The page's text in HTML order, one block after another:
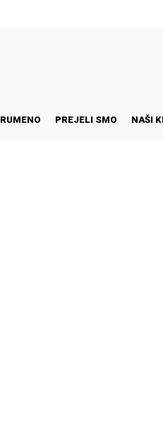
RUMENO PREJELI SMO NAŠI